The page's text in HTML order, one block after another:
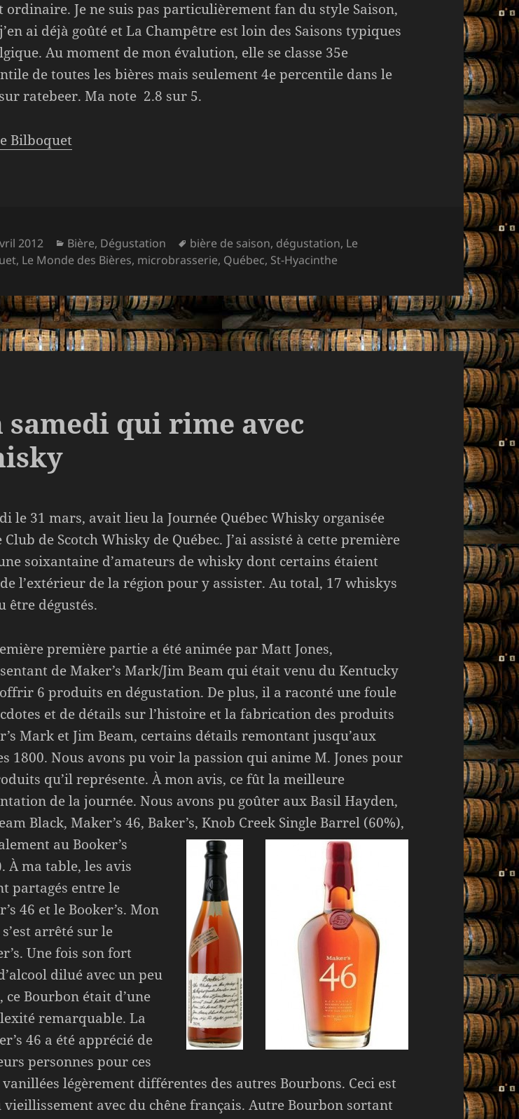
ordinaire. Je ne suis pas particulièrement fan du style Saison,
ai déjà goûté et La Champêtre est loin des Saisons typiques
Au moment de mon évalution, elle se classe 35e
de toutes les bières mais seulement 4e percentile dans le
ratebeer. Ma note 2.8 sur 5.
Bilboquet
2012 Catégories
Bière, Dégustation
Mots-
clés
bière de saison, dégustation, Le
, Le Monde des Bières, microbrasserie, Québec, St-Hyacinthe
samedi qui rime avec
le 31 mars, avait lieu la Journée Québec Whisky organisée
de Scotch Whisky de Québec. J’ai assisté à cette première
soixantaine d’amateurs de whisky dont certains étaient
l’extérieur de la région pour y assister. Au total, 17 whiskys
être dégustés.
première partie a été animée par Matt Jones,
de Maker’s Mark/Jim Beam qui était venu du Kentucky
6 produits en dégustation. De plus, il a raconté une foule
et de détails sur l’histoire et la fabrication des produits
Mark et Jim Beam, certains détails remontant jusqu’aux
1800. Nous avons pu voir la passion qui anime M. Jones pour
qu’il représente. À mon avis, ce fût la meilleure
de la journée. Nous avons pu goûter aux Basil Hayden,
Black, Maker’s 46, Baker’s, Knob Creek Single Barrel (60%),
au Booker’s
À ma table, les avis
partagés entre le
46 et le Booker’s. Mon
arrêté sur le
Une fois son fort
dilué avec un peu
ce Bourbon était d’une
remarquable. La
46 a été apprécié de
personnes pour ces
légèrement différentes des autres Bourbons. Ceci est
vieillissement avec du chêne français. Autre Bourbon sortant